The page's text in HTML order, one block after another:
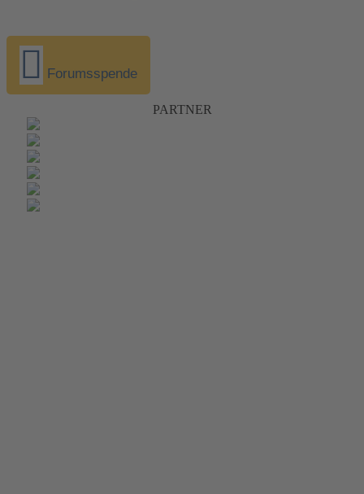
Forumsspende
PARTNER